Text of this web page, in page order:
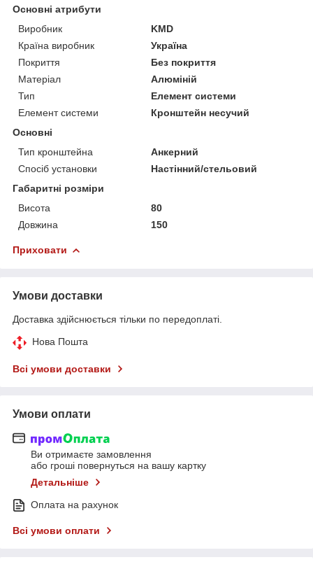
Основні атрибути
Виробник
KMD
Країна виробник
Україна
Покриття
Без покриття
Матеріал
Алюміній
Тип
Елемент системи
Елемент системи
Кронштейн несучий
Основні
Тип кронштейна
Анкерний
Спосіб установки
Настінний/стельовий
Габаритні розміри
Висота
80
Довжина
150
Приховати
Умови доставки
Доставка здійснюється тільки по передоплаті.
Нова Пошта
Всі умови доставки
Умови оплати
Ви отримаєте замовлення
або гроші повернуться на вашу картку
Детальніше
Оплата на рахунок
Всі умови оплати